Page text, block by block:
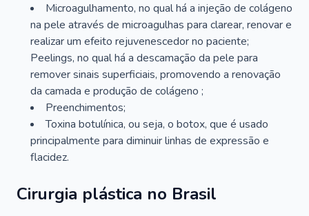
Microagulhamento, no qual há a injeção de colágeno
na pele através de microagulhas para clarear, renovar e
realizar um efeito rejuvenescedor no paciente;
Peelings, no qual há a descamação da pele para
remover sinais superficiais, promovendo a renovação
da camada e produção de colágeno ;
Preenchimentos;
Toxina botulínica, ou seja, o botox, que é usado
principalmente para diminuir linhas de expressão e
flacidez.
Cirurgia plástica no Brasil